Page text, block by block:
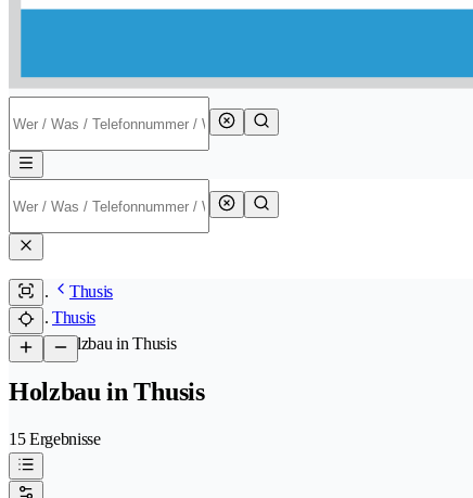
Thusis
Thusis
/Holzbau in Thusis
Holzbau in Thusis
15 Ergebnisse